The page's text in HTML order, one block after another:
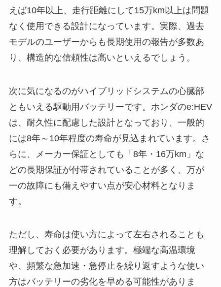
えば10年以上、走行距離にして15万km以上は問題
なく使用できる設計になっています。実際、過去
モデルのユーザーからも長期使用の報告が多数あ
り、構造的な信頼性は高いといえるでしょう。
次に気になるのがハイブリッドシステムの心臓部
ともいえる駆動用バッテリーです。ホンダのe:HEV
は、耐久性に配慮した設計となっており、一般的
には8年～10年程度の寿命が見込まれています。さ
らに、メーカー保証としても「8年・16万km」な
どの長期保証が付帯されていることが多く、万が
一の故障にも備えやすい点が安心材料となりま
す。
ただし、寿命は使い方によって左右されることも
理解しておく必要があります。極端な高温環境
や、頻繁な急加速・急停止を繰り返すような使い
方はバッテリーの劣化を早める可能性がありま